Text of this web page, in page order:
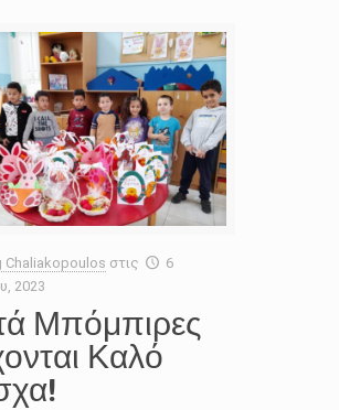
Chaliakopoulos στις
6
2023
Μπόμπιρες
Καλό